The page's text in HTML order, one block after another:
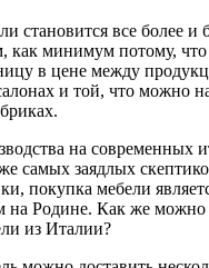
становится все более и
как минимум потому, что
в цене между
и той, что можно
на современных
самых заядлых
покупка мебели
на Родине. Как же можно
из Италии?